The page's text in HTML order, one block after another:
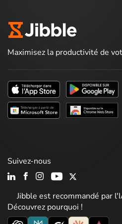
Maximisez la productivité de
Jibble est recommandé par
Découvrez pourquoi !
Suivez-nous